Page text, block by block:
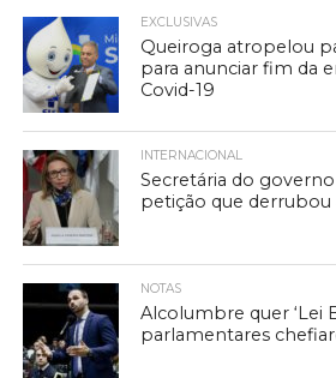
EXCLUSIVAS
Queiroga atropelou
para anunciar fim da
Covid-19
INTERNACIONAL
Secretária do
petição que
NOTAS
Alcolumbre quer ‘Lei
parlamentares